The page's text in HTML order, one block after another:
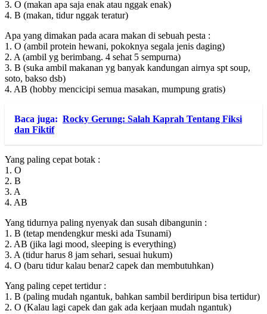
3. O (makan apa saja enak atau nggak enak)
4. B (makan, tidur nggak teratur)
Apa yang dimakan pada acara makan di sebuah pesta :
1. O (ambil protein hewani, pokoknya segala jenis daging)
2. A (ambil yg berimbang. 4 sehat 5 sempurna)
3. B (suka ambil makanan yg banyak kandungan airnya spt soup,
soto, bakso dsb)
4. AB (hobby mencicipi semua masakan, mumpung gratis)
Baca juga: Rocky Gerung: Salah Kaprah Tentang Fiksi
dan Fiktif
Yang paling cepat botak :
1. O
2. B
3. A
4. AB
Yang tidurnya paling nyenyak dan susah dibangunin :
1. B (tetap mendengkur meski ada Tsunami)
2. AB (jika lagi mood, sleeping is everything)
3. A (tidur harus 8 jam sehari, sesuai hukum)
4. O (baru tidur kalau benar2 capek dan membutuhkan)
Yang paling cepet tertidur :
1. B (paling mudah ngantuk, bahkan sambil berdiripun bisa tertidur)
2. O (Kalau lagi capek dan gak ada kerjaan mudah ngantuk)